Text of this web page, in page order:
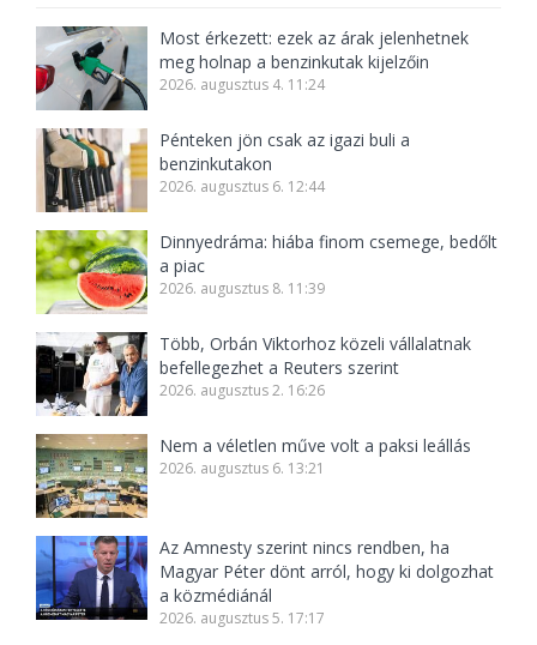
Most érkezett: ezek az árak jelenhetnek
meg holnap a benzinkutak kijelzőin
2026. augusztus 4. 11:24
Pénteken jön csak az igazi buli a
benzinkutakon
2026. augusztus 6. 12:44
Dinnyedráma: hiába finom csemege, bedőlt
a piac
2026. augusztus 8. 11:39
Több, Orbán Viktorhoz közeli vállalatnak
befellegezhet a Reuters szerint
2026. augusztus 2. 16:26
Nem a véletlen műve volt a paksi leállás
2026. augusztus 6. 13:21
Az Amnesty szerint nincs rendben, ha
Magyar Péter dönt arról, hogy ki dolgozhat
a közmédiánál
2026. augusztus 5. 17:17